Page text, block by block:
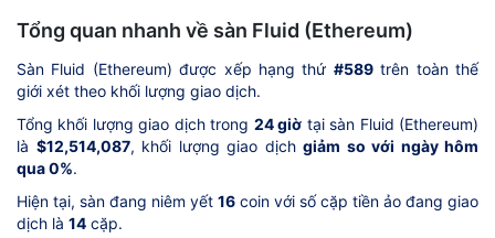
Tổng quan nhanh về sàn Fluid (Ethereum)
Sàn Fluid (Ethereum) được xếp hạng thứ #589trên toàn thế
giới xét theo khối lượng giao dịch.
Tổng khối lượng giao dịch trong 24 giờ tại sàn Fluid (Ethereum)
là $12,514,087, khối lượng giao dịch giảm so với ngày hôm
qua 0%.
Hiện tại, sàn đang niêm yết 16 coin với số cặp tiền ảo đang giao
dịch là 14 cặp.